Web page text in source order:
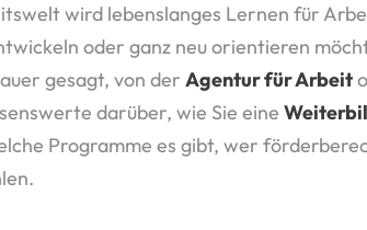
wird lebenslanges Lernen für
oder ganz neu orientieren
gesagt, von der Agentur für Arbeit
darüber, wie Sie eine
Programme es gibt, wer